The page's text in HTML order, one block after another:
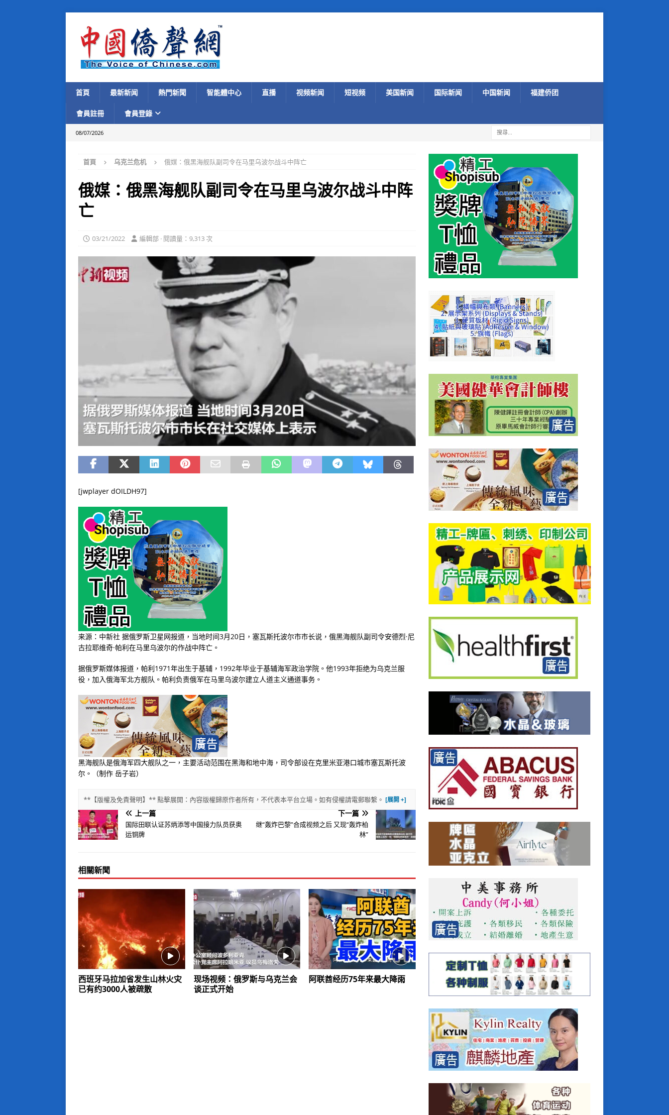
首頁 最新新闻 熱門新聞 智能體中心 直播 视频新闻 短视频 美国新闻 国际新闻 中国新闻 福建侨团
會員註冊 會員登錄
08/07/2026
首頁 乌克兰危机 俄媒：俄黑海舰队副司令在马里乌波尔战斗中阵亡
俄媒：俄黑海舰队副司令在马里乌波尔战斗中阵
亡
03/21/2022 編輯部 · 閱讀量：9,313 次
[jwplayer dOILDH97]
来源：中新社 据俄罗斯卫星网报道，当地时间3月20日，塞瓦斯托波尔市市长说，俄黑海舰队副司令安德烈·尼
古拉耶维奇·帕利在马里乌波尔的作战中阵亡。
据俄罗斯媒体报道，帕利1971年出生于基辅，1992年毕业于基辅海军政治学院。他1993年拒绝为乌克兰服
役，加入俄海军北方舰队。帕利负责俄军在马里乌波尔建立人道主义通道事务。
黑海舰队是俄海军四大舰队之一，主要活动范围在黑海和地中海，司令部设在克里米亚港口城市塞瓦斯托波
尔。（制作 岳子岩）
**【版權及免責聲明】** 點擊展開：內容版權歸原作者所有，不代表本平台立場。如有侵權請電郵聯繫。
上一篇
国际田联认证苏炳添等中国接力队员获奥
运铜牌
下一篇
继“轰炸巴黎”合成视频之后 又现“轰炸柏
林”
相關新聞
西班牙马拉加省发生山林火灾
已有约3000人被疏散
现场视频：俄罗斯与乌克兰会
谈正式开始
阿联酋经历75年来最大降雨